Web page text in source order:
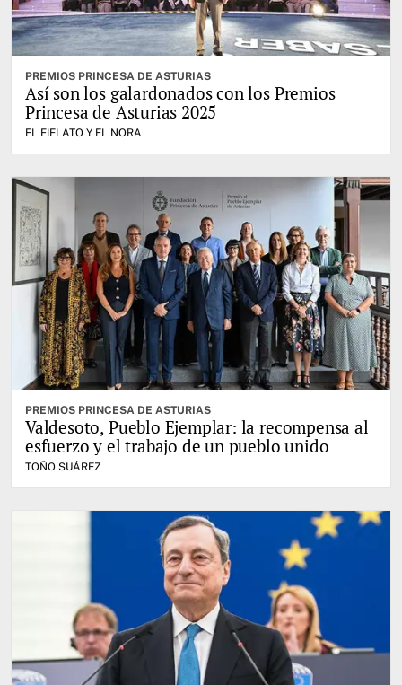
PREMIOS PRINCESA DE ASTURIAS
Así son los galardonados con los Premios
Princesa de Asturias 2025
EL FIELATO Y EL NORA
PREMIOS PRINCESA DE ASTURIAS
Valdesoto, Pueblo Ejemplar: la recompensa al
esfuerzo y el trabajo de un pueblo unido
TOÑO SUÁREZ